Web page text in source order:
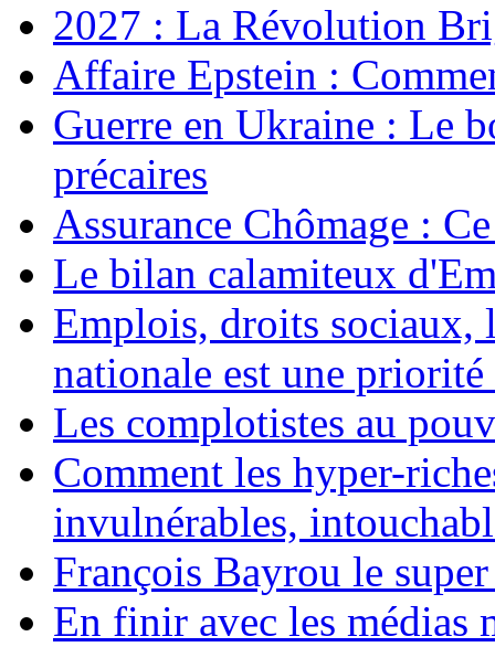
2027 : La Révolution
Affaire Epstein :
Guerre en Ukraine : Le
précaires
Assurance Chômage :
Le bilan calamiteux
Emplois, droits sociaux,
nationale est une
Les complotistes au
Comment les hyper-
invulnérables,
François Bayrou le
En finir avec les médias